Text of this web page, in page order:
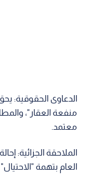
الدعاوى الحقوقية:
منفعة العقار"،
معتمد.
الملاحقة الجزائية:
العام بتهمة "الاحتيال" وفق المادة 417 من